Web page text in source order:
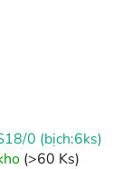
0 (bịch:6ks)
(>60 Ks)